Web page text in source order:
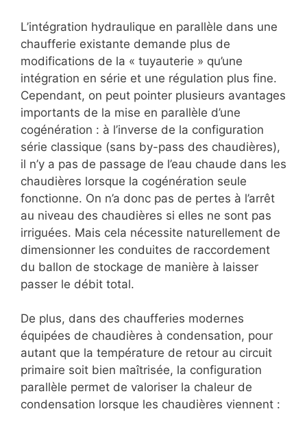
L’intégration hydraulique en parallèle dans une
chaufferie existante demande plus de
modifications de la « tuyauterie » qu’une
intégration en série et une régulation plus fine.
Cependant, on peut pointer plusieurs avantages
importants de la mise en parallèle d’une
cogénération : à l’inverse de la configuration
série classique (sans by-pass des chaudières),
il n’y a pas de passage de l’eau chaude dans les
chaudières lorsque la cogénération seule
fonctionne. On n’a donc pas de pertes à l’arrêt
au niveau des chaudières si elles ne sont pas
irriguées. Mais cela nécessite naturellement de
dimensionner les conduites de raccordement
du ballon de stockage de manière à laisser
passer le débit total.
De plus, dans des chaufferies modernes
équipées de chaudières à condensation, pour
autant que la température de retour au circuit
primaire soit bien maîtrisée, la configuration
parallèle permet de valoriser la chaleur de
condensation lorsque les chaudières viennent :